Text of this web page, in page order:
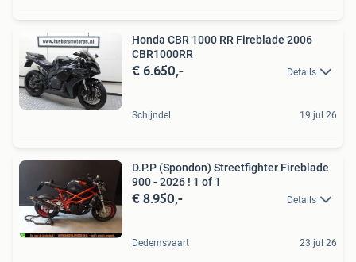
Honda CBR 1000 RR Fireblade 2006
CBR1000RR
€ 6.650,- Details
Schijndel 19 jul 26
D.P.P (Spondon) Streetfighter Fireblade
900 - 2026 ! 1 of 1
€ 8.950,- Details
Dedemsvaart 23 jul 26